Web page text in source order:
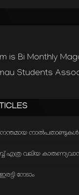
is Bi Monthly
Students
നാൽപതാണ്ടുകൾ
എത്ര വലിയ
നേടാം